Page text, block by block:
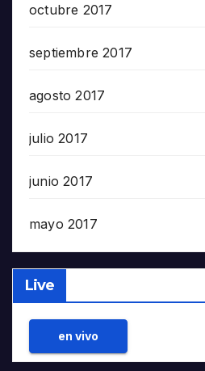
octubre 2017
septiembre 2017
agosto 2017
julio 2017
junio 2017
mayo 2017
Live
en vivo